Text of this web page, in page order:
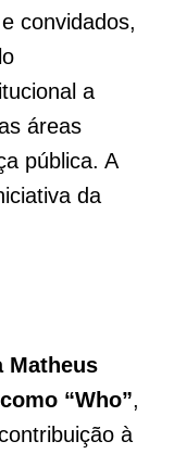
convidados,
a
áreas
pública. A
da
Matheus
“Who”,
à